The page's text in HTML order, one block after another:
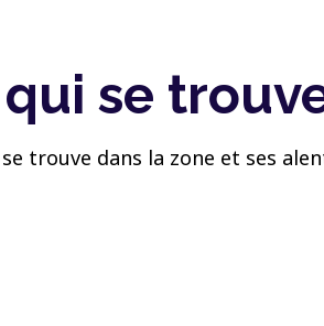
se
trouve dans la zone et ses